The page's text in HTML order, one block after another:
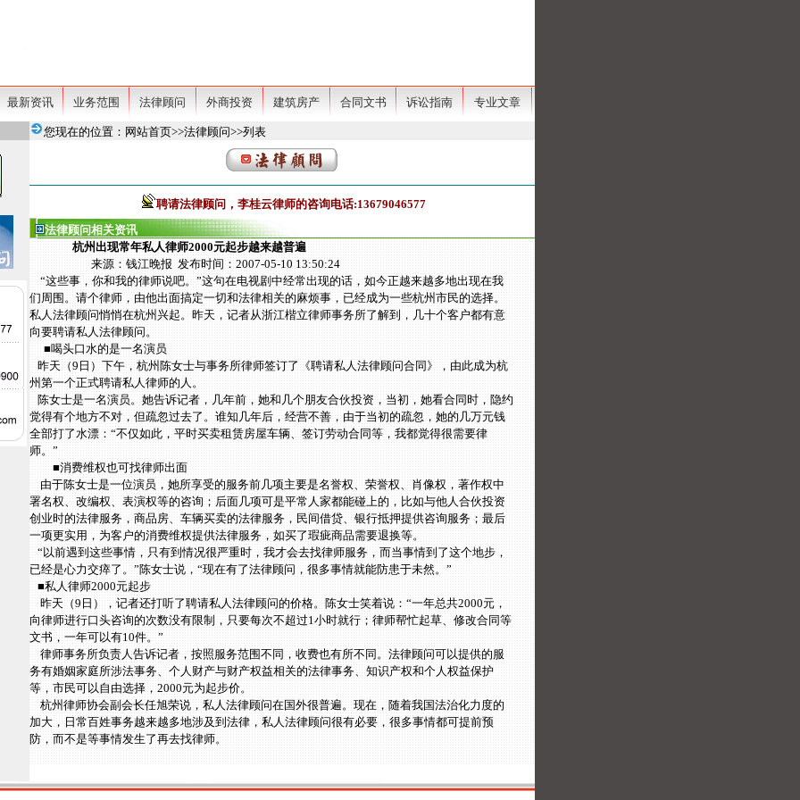
最新资讯 业务范围 法律顾问 外商投资 建筑房产 合同文书 诉讼指南 专业文章
您现在的位置：网站首页>>法律顾问>>列表
聘请法律顾问，李桂云律师的咨询电话:13679046577
法律顾问相关资讯
杭州出现常年私人律师2000元起步越来越普遍
来源：钱江晚报 发布时间：2007-05-10 13:50:24
“这些事，你和我的律师说吧。”这句在电视剧中经常出现的话，如今正越来越多地出现在我
们周围。请个律师，由他出面搞定一切和法律相关的麻烦事，已经成为一些杭州市民的选择。
私人法律顾问悄悄在杭州兴起。昨天，记者从浙江楷立律师事务所了解到，几十个客户都有意
向要聘请私人法律顾问。
■喝头口水的是一名演员
昨天（9日）下午，杭州陈女士与事务所律师签订了《聘请私人法律顾问合同》，由此成为杭
州第一个正式聘请私人律师的人。
陈女士是一名演员。她告诉记者，几年前，她和几个朋友合伙投资，当初，她看合同时，隐约
觉得有个地方不对，但疏忽过去了。谁知几年后，经营不善，由于当初的疏忽，她的几万元钱
全部打了水漂：“不仅如此，平时买卖租赁房屋车辆、签订劳动合同等，我都觉得很需要律
师。”
■消费维权也可找律师出面
由于陈女士是一位演员，她所享受的服务前几项主要是名誉权、荣誉权、肖像权，著作权中
署名权、改编权、表演权等的咨询；后面几项可是平常人家都能碰上的，比如与他人合伙投资
创业时的法律服务，商品房、车辆买卖的法律服务，民间借贷、银行抵押提供咨询服务；最后
一项更实用，为客户的消费维权提供法律服务，如买了瑕疵商品需要退换等。
“以前遇到这些事情，只有到情况很严重时，我才会去找律师服务，而当事情到了这个地步，
已经是心力交瘁了。”陈女士说，“现在有了法律顾问，很多事情就能防患于未然。”
■私人律师2000元起步
昨天（9日），记者还打听了聘请私人法律顾问的价格。陈女士笑着说：“一年总共2000元，
向律师进行口头咨询的次数没有限制，只要每次不超过1小时就行；律师帮忙起草、修改合同等
文书，一年可以有10件。”
律师事务所负责人告诉记者，按照服务范围不同，收费也有所不同。法律顾问可以提供的服
务有婚姻家庭所涉法事务、个人财产与财产权益相关的法律事务、知识产权和个人权益保护
等，市民可以自由选择，2000元为起步价。
杭州律师协会副会长任旭荣说，私人法律顾问在国外很普遍。现在，随着我国法治化力度的
加大，日常百姓事务越来越多地涉及到法律，私人法律顾问很有必要，很多事情都可提前预
防，而不是等事情发生了再去找律师。